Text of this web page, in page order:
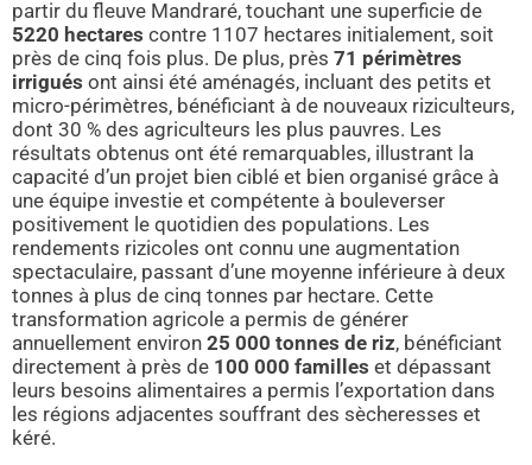
partir du fleuve Mandraré, touchant une superficie de
5220 hectares contre 1107 hectares initialement, soit
près de cinq fois plus. De plus, près 71 périmètres
irrigués ont ainsi été aménagés, incluant des petits et
micro-périmètres, bénéficiant à de nouveaux riziculteurs,
dont 30 % des agriculteurs les plus pauvres. Les
résultats obtenus ont été remarquables, illustrant la
capacité d’un projet bien ciblé et bien organisé grâce à
une équipe investie et compétente à bouleverser
positivement le quotidien des populations. Les
rendements rizicoles ont connu une augmentation
spectaculaire, passant d’une moyenne inférieure à deux
tonnes à plus de cinq tonnes par hectare. Cette
transformation agricole a permis de générer
annuellement environ 25 000 tonnes de riz, bénéficiant
directement à près de 100 000 familles et dépassant
leurs besoins alimentaires a permis l’exportation dans
les régions adjacentes souffrant des sècheresses et
kéré.